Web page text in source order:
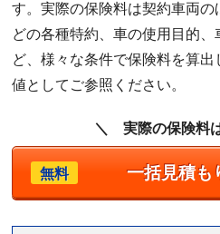
す。実際の保険料は契約車両
どの各種特約、車の使用目的
ど、様々な条件で保険料を算
値としてご参照ください。
＼ 実際の保険料
無料 一括見積も